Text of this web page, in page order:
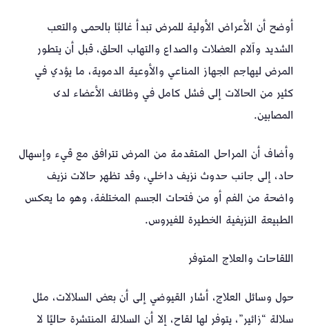
أوضح أن الأعراض الأولية للمرض تبدأ غالبًا بالحمى والتعب
الشديد وآلام العضلات والصداع والتهاب الحلق، قبل أن يتطور
المرض ليهاجم الجهاز المناعي والأوعية الدموية، ما يؤدي في
كثير من الحالات إلى فشل كامل في وظائف الأعضاء لدى
المصابين.
وأضاف أن المراحل المتقدمة من المرض تترافق مع قيء وإسهال
حاد، إلى جانب حدوث نزيف داخلي، وقد تظهر حالات نزيف
واضحة من الفم أو من فتحات الجسم المختلفة، وهو ما يعكس
الطبيعة النزيفية الخطيرة للفيروس.
اللقاحات والعلاج المتوفر
حول وسائل العلاج، أشار القيوضي إلى أن بعض السلالات، مثل
سلالة “زائير”، يتوفر لها لقاح، إلا أن السلالة المنتشرة حاليًا لا